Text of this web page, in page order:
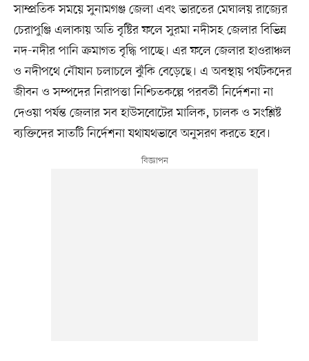
সাম্প্রতিক সময়ে সুনামগঞ্জ জেলা এবং ভারতের মেঘালয় রাজ্যের
চেরাপুঞ্জি এলাকায় অতি বৃষ্টির ফলে সুরমা নদীসহ জেলার বিভিন্ন
নদ-নদীর পানি ক্রমাগত বৃদ্ধি পাচ্ছে। এর ফলে জেলার হাওরাঞ্চল
ও নদীপথে নৌযান চলাচলে ঝুঁকি বেড়েছে। এ অবস্থায় পর্যটকদের
জীবন ও সম্পদের নিরাপত্তা নিশ্চিতকল্পে পরবর্তী নির্দেশনা না
দেওয়া পর্যন্ত জেলার সব হাউসবোটের মালিক, চালক ও সংশ্লিষ্ট
ব্যক্তিদের সাতটি নির্দেশনা যথাযথভাবে অনুসরণ করতে হবে।